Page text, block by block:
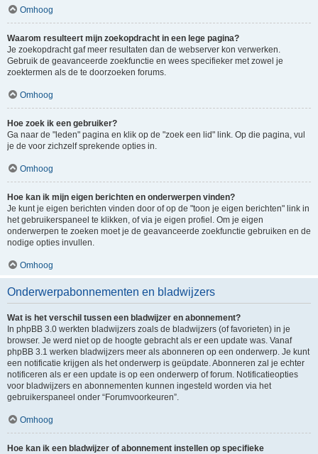
Omhoog
Waarom resulteert mijn zoekopdracht in een lege pagina?
Je zoekopdracht gaf meer resultaten dan de webserver kon verwerken.
Gebruik de geavanceerde zoekfunctie en wees specifieker met zowel je
zoektermen als de te doorzoeken forums.
Omhoog
Hoe zoek ik een gebruiker?
Ga naar de "leden" pagina en klik op de "zoek een lid" link. Op die pagina, vul
je de voor zichzelf sprekende opties in.
Omhoog
Hoe kan ik mijn eigen berichten en onderwerpen vinden?
Je kunt je eigen berichten vinden door of op de "toon je eigen berichten" link in
het gebruikerspaneel te klikken, of via je eigen profiel. Om je eigen
onderwerpen te zoeken moet je de geavanceerde zoekfunctie gebruiken en de
nodige opties invullen.
Omhoog
Onderwerpabonnementen en bladwijzers
Wat is het verschil tussen een bladwijzer en abonnement?
In phpBB 3.0 werkten bladwijzers zoals de bladwijzers (of favorieten) in je
browser. Je werd niet op de hoogte gebracht als er een update was. Vanaf
phpBB 3.1 werken bladwijzers meer als abonneren op een onderwerp. Je kunt
een notificatie krijgen als het onderwerp is geüpdate. Abonneren zal je echter
notificeren als er een update is op een onderwerp of forum. Notificatieopties
voor bladwijzers en abonnementen kunnen ingesteld worden via het
gebruikerspaneel onder “Forumvoorkeuren”.
Omhoog
Hoe kan ik een bladwijzer of abonnement instellen op specifieke